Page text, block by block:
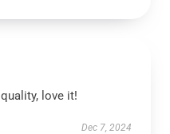
love it!
Dec 7, 2024